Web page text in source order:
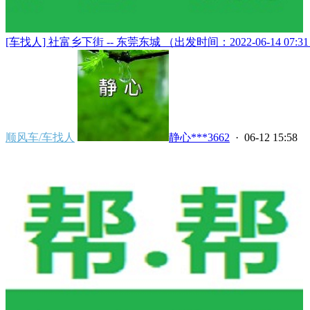
[车找人] 社富乡下街 -- 东莞东城 （出发时间：2022-06-14
顺风车/车找人 静心***3662 · 06-12 15:58